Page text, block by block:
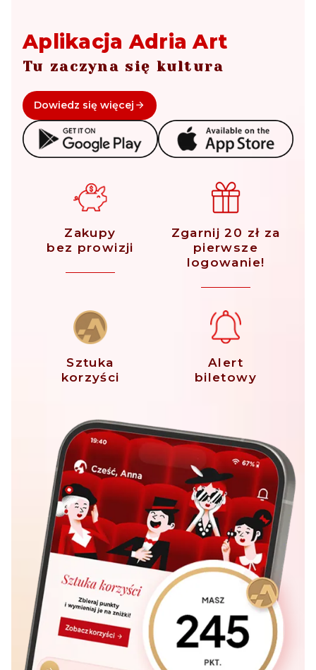
Aplikacja Adria Art
Tu zaczyna się kultura
Dowiedz się więcej
Zakupy
bez prowizji
Zgarnij 20 zł za
pierwsze
logowanie!
Sztuka
korzyści
Alert
biletowy